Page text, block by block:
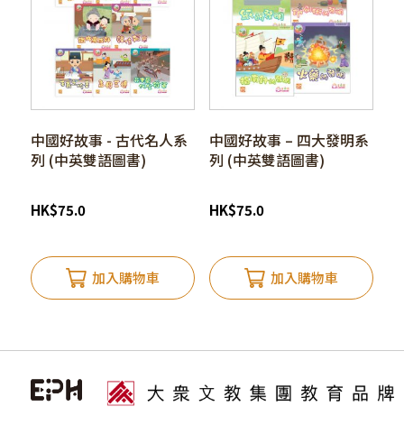
中國好故事 - 古代名人系
列 (中英雙語圖書)
HK$75.0
加入購物車
中國好故事 – 四大發明系
列 (中英雙語圖書)
HK$75.0
加入購物車